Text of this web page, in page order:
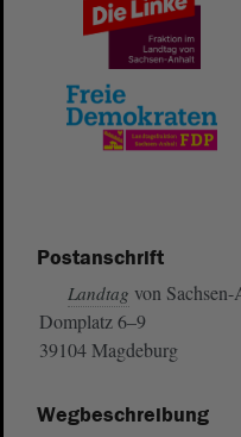
Postanschrift
Landtag von
Domplatz 6–9
39104 Magdeburg
Wegbeschreibung